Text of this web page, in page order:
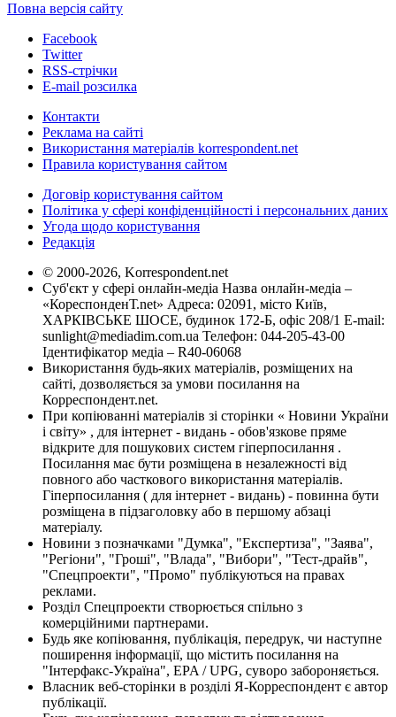
Повна версія сайту
Facebook
Twitter
RSS-стрічки
E-mail розсилка
Контакти
Реклама на сайті
Використання матеріалів korrespondent.net
Правила користування сайтом
Договір користування сайтом
Політика у сфері конфіденційності і персональних даних
Угода щодо користування
Редакція
© 2000-2026, Korrespondent.net
Суб'єкт у сфері онлайн-медіа Назва онлайн-медіа –
«КореспонденТ.net» Адреса: 02091, місто Київ,
ХАРКІВСЬКЕ ШОСЕ, будинок 172-Б, офіс 208/1 E-mail:
sunlight@mediadim.com.ua Телефон: 044-205-43-00
Ідентифікатор медіа – R40-06068
Використання будь-яких матеріалів, розміщених на
сайті, дозволяється за умови посилання на
Корреспондент.net.
При копіюванні матеріалів зі сторінки « Новини України
і світу» , для інтернет - видань - обов'язкове пряме
відкрите для пошукових систем гіперпосилання .
Посилання має бути розміщена в незалежності від
повного або часткового використання матеріалів.
Гіперпосилання ( для інтернет - видань) - повинна бути
розміщена в підзаголовку або в першому абзаці
матеріалу.
Новини з позначками "Думка", "Експертиза", "Заява",
"Регіони", "Гроші", "Влада", "Вибори", "Тест-драйв",
"Спецпроекти", "Промо" публікуються на правах
реклами.
Розділ Спецпроекти створюється спільно з
комерційними партнерами.
Будь яке копіювання, публікація, передрук, чи наступне
поширення інформації, що містить посилання на
"Інтерфакс-Україна", EPA / UPG, суворо забороняється.
Власник веб-сторінки в розділі Я-Корреспондент є автор
публікації.